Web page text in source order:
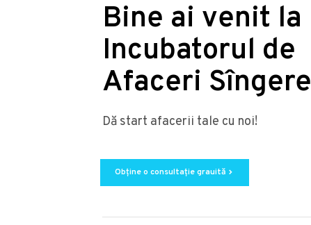
Bine ai venit la
Incubatorul de
Afaceri
Dă start afacerii tale cu noi!
Obține o consultație grauită chevron_right